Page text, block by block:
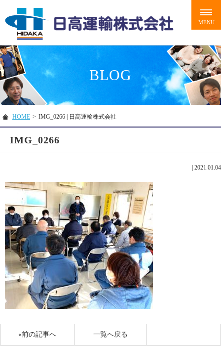
BLOG
HOME > IMG_0266 | 日高運輸株式会社
IMG_0266
| 2021.01.04
«前の記事へ 一覧へ戻る